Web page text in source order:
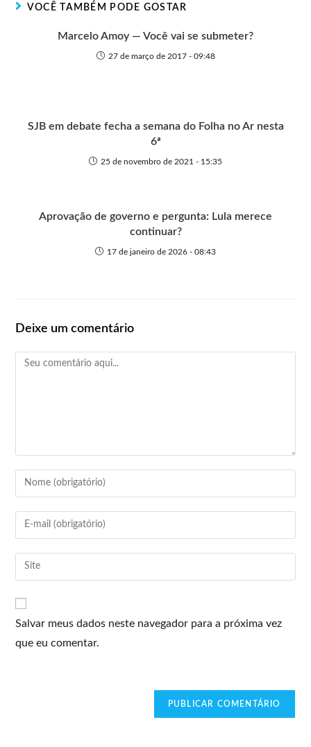
e
k
p
e
VOCÊ TAMBÉM PODE GOSTAR
Marcelo Amoy — Você vai se submeter?
27 de março de 2017 - 09:48
SJB em debate fecha a semana do Folha no Ar nesta
6ª
25 de novembro de 2021 - 15:35
Aprovação de governo e pergunta: Lula merece
continuar?
17 de janeiro de 2026 - 08:43
Deixe um comentário
Salvar meus dados neste navegador para a próxima vez
que eu comentar.